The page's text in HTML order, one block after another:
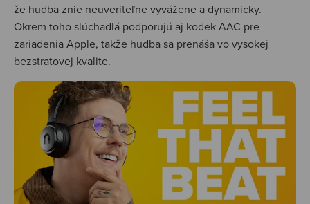
že hudba znie neuveriteľne vyvážene a dynamicky.
Okrem toho slúchadlá podporujú aj kodek AAC pre
zariadenia Apple, takže hudba sa prenáša vo vysokej
bezstratovej kvalite.